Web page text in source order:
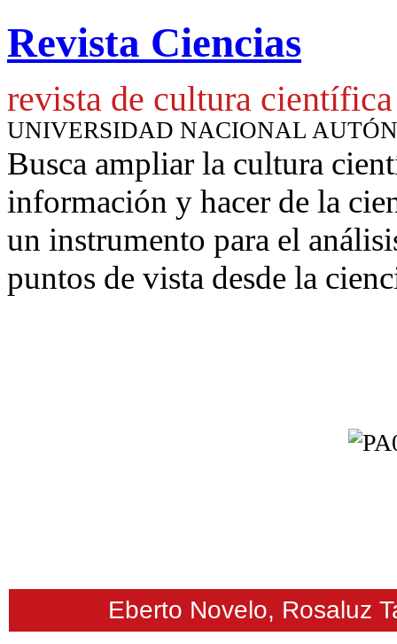
Revista Ciencias
revista de cultura científica
UNIVERSIDAD NACIONAL
Busca ampliar la cultura
información y hacer de la
un instrumento para el
puntos de vista desde la
Eberto Novelo, Rosaluz